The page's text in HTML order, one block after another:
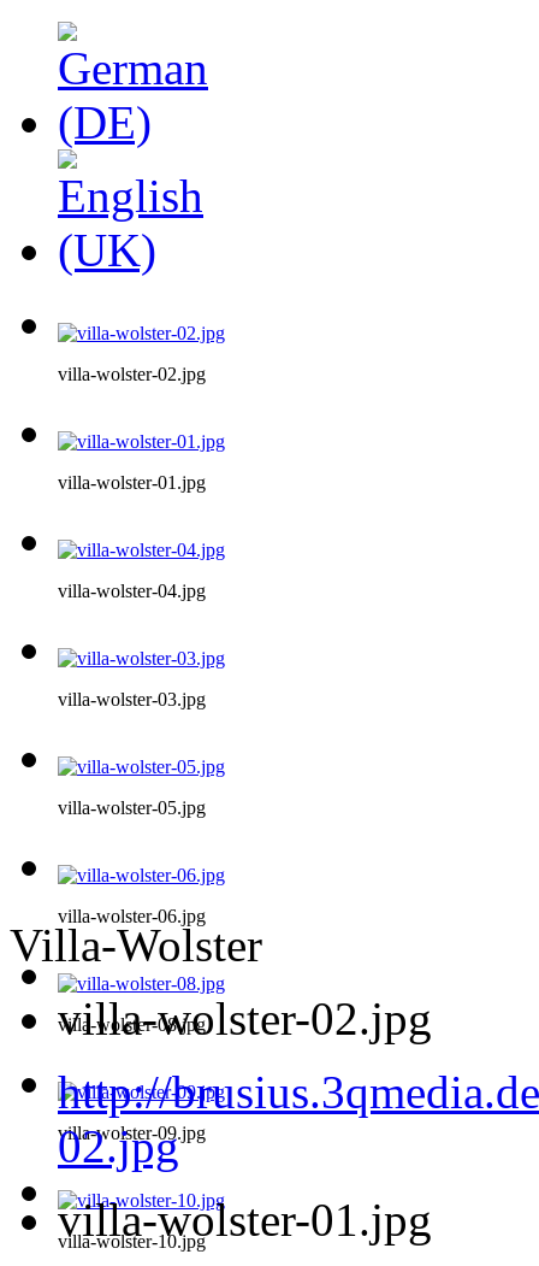
villa-wolster-02.jpg
villa-wolster-01.jpg
villa-wolster-04.jpg
villa-wolster-03.jpg
villa-wolster-05.jpg
villa-wolster-06.jpg
villa-wolster-08.jpg
villa-wolster-09.jpg
villa-wolster-10.jpg
Villa-Wolster
villa-wolster-02.jpg
http://
02.jpg
villa-wolster-01.jpg